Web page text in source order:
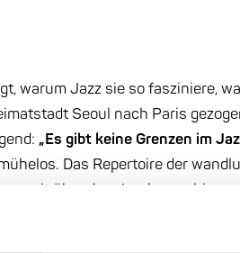
warum Jazz sie so fasziniere,
Seoul nach Paris
„Es gibt keine Grenzen im
Das Repertoire der
weit über den Jazzkanon
wie Björk, Sarah Vaughan,
Simone. Dabei entwickelt